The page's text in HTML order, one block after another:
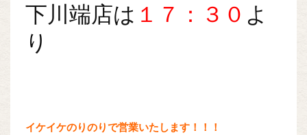
下川端店は １７：３０ よ
り
イケイケのりのりで営業いたします！！！